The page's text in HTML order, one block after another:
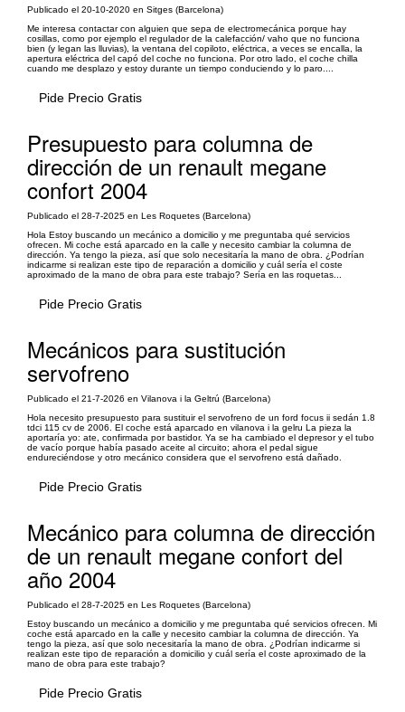
Publicado el 20-10-2020 en Sitges (Barcelona)
Me interesa contactar con alguien que sepa de electromecánica porque hay
cosillas, como por ejemplo el regulador de la calefacción/ vaho que no funciona
bien (y legan las lluvias), la ventana del copiloto, eléctrica, a veces se encalla, la
apertura eléctrica del capó del coche no funciona. Por otro lado, el coche chilla
cuando me desplazo y estoy durante un tiempo conduciendo y lo paro....
Pide Precio Gratis
Presupuesto para columna de
dirección de un renault megane
confort 2004
Publicado el 28-7-2025 en Les Roquetes (Barcelona)
Hola Estoy buscando un mecánico a domicilio y me preguntaba qué servicios
ofrecen. Mi coche está aparcado en la calle y necesito cambiar la columna de
dirección. Ya tengo la pieza, así que solo necesitaría la mano de obra. ¿Podrían
indicarme si realizan este tipo de reparación a domicilio y cuál sería el coste
aproximado de la mano de obra para este trabajo? Sería en las roquetas...
Pide Precio Gratis
Mecánicos para sustitución
servofreno
Publicado el 21-7-2026 en Vilanova i la Geltrú (Barcelona)
Hola necesito presupuesto para sustituir el servofreno de un ford focus ii sedán 1.8
tdci 115 cv de 2006. El coche está aparcado en vilanova i la gelru La pieza la
aportaría yo: ate, confirmada por bastidor. Ya se ha cambiado el depresor y el tubo
de vacío porque había pasado aceite al circuito; ahora el pedal sigue
endureciéndose y otro mecánico considera que el servofreno está dañado.
Pide Precio Gratis
Mecánico para columna de dirección
de un renault megane confort del
año 2004
Publicado el 28-7-2025 en Les Roquetes (Barcelona)
Estoy buscando un mecánico a domicilio y me preguntaba qué servicios ofrecen. Mi
coche está aparcado en la calle y necesito cambiar la columna de dirección. Ya
tengo la pieza, así que solo necesitaría la mano de obra. ¿Podrían indicarme si
realizan este tipo de reparación a domicilio y cuál sería el coste aproximado de la
mano de obra para este trabajo?
Pide Precio Gratis